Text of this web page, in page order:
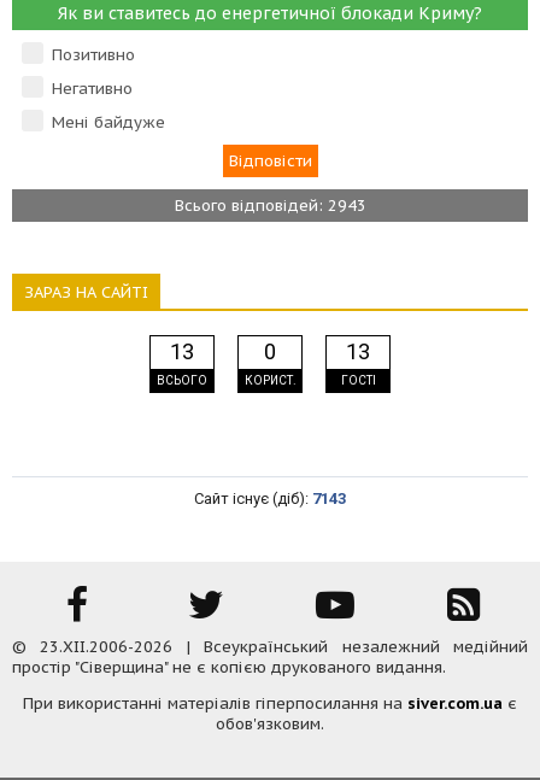
Як ви ставитесь до енергетичної блокади Криму?
Позитивно
Негативно
Мені байдуже
Всього відповідей: 2943
ЗАРАЗ НА САЙТІ
13
ВСЬОГО
0
КОРИСТ.
13
ГОСТІ
Сайт існує (діб): 7143
© 23.XII.2006-2026 | Всеукраїнський незалежний медійний
простір "Сіверщина" не є копією друкованого видання.
При використанні матеріалів гіперпосилання на siver.com.ua є
обов'язковим.